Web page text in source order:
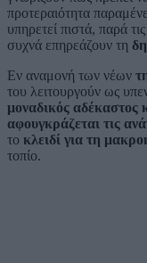
προτεραιότητα
υπηρετεί πιστά, παρά τις
συχνά επηρεάζουν τη
Εν αναμονή των νέων
του λειτουργούν ως
μοναδικός αδέκαστος
αφουγκράζεται τις
το κλειδί για τη
τοπίο.